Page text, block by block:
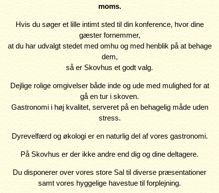
moms.
Hvis du søger et lille intimt sted til din konference, hvor dine
gæster fornemmer,
at du har udvalgt stedet med omhu og med henblik på at behage
dem,
så er Skovhus et godt valg.
Dejlige rolige omgivelser både inde og ude med mulighed for at
gå en tur i skoven.
Gastronomi i høj kvalitet, serveret på en behagelig måde uden
stress.
Dyrevelfærd og økologi er en naturlig del af vores gastronomi.
På Skovhus er der ikke andre end dig og dine deltagere.
Du disponerer over vores store Sal til diverse præsentationer
samt vores hyggelige havestue til forplejning.